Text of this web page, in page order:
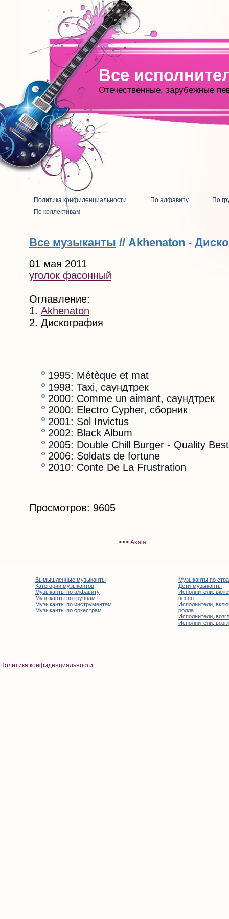
Все
Отечественные, зарубежные
Политика конфиденциальности По алфавиту
По
По коллективам
Все музыканты // Akhenaton -
01 мая 2011
уголок фасонный
Оглавление:
1. Akhenaton
2. Дискография
1995: Métèque et mat
1998: Taxi, саундтрек
2000: Comme un aimant, саундтрек
2000: Electro Cypher, сборник
2001: Sol Invictus
2002: Black Album
2005: Double Chill Burger - Quality
2006: Soldats de fortune
2010: Conte De La Frustration
Просмотров: 9605
<<<Akala
Вымышленные музыканты
Категории музыкантов
Музыканты по алфавиту
Музыканты по группам
Музыканты по инструментам
Музыканты по оркестрам
Музыканты по
Дети-музыканты
Исполнители,
песен
Исполнители,
ролла
Исполнители,
Исполнители,
Политика конфиденциальности